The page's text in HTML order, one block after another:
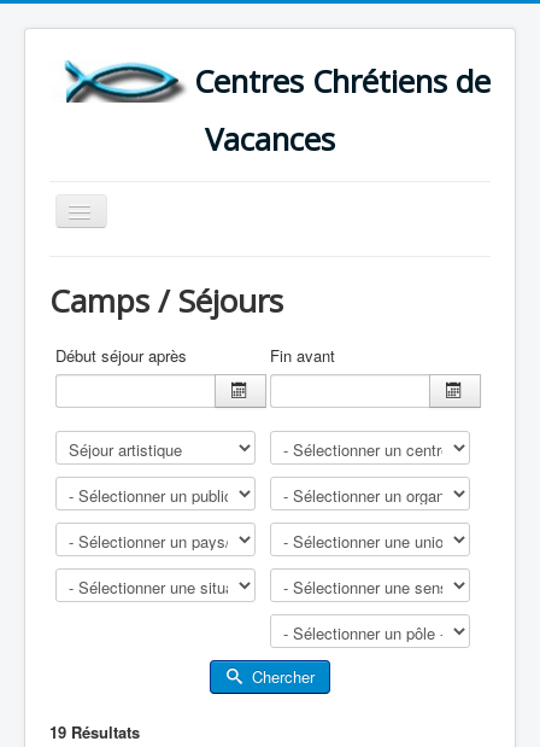
Centres Chrétiens de
Vacances
Basculer
la
CARTE DES CENTRES DE VACANCES .
LISTE DES SEJOURS DE VACANCES 2026
Camps / Séjours
Début séjour après Fin avant
Chercher
19 Résultats